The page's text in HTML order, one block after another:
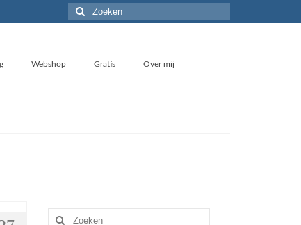
Zoeken
naar:
Webshop Gratis Over mij
Zoeken